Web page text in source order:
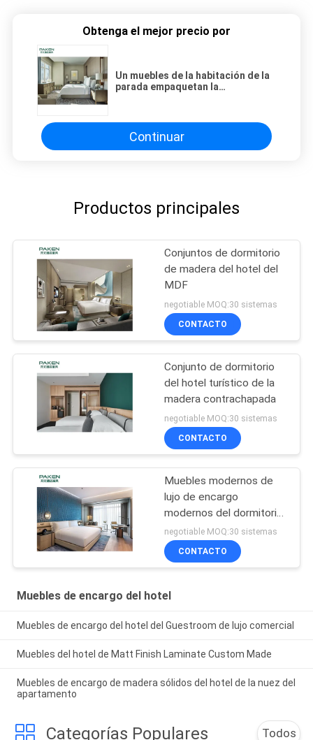
Obtenga el mejor precio por
Un muebles de la habitación de la
parada empaquetan la
Continuar
Productos principales
Conjuntos de dormitorio
de madera del hotel del
MDF
negotiable MOQ:30 sistemas
CONTACTO
Conjunto de dormitorio
del hotel turístico de la
madera contrachapada
negotiable MOQ:30 sistemas
CONTACTO
Muebles modernos de
lujo de encargo
modernos del dormitorio
del hotel de cinco
estrellas para el proyecto
superior del hotel
negotiable MOQ:30 sistemas
CONTACTO
Muebles de encargo del hotel
Muebles de encargo del hotel del Guestroom de lujo comercial
Muebles del hotel de Matt Finish Laminate Custom Made
Muebles de encargo de madera sólidos del hotel de la nuez del
apartamento
Categorías Populares Todos